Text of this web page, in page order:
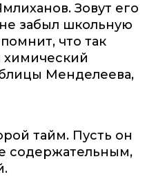
Зовут его
забыл школьную
что так
химический
Менделеева,
тайм. Пусть он
содержательным,